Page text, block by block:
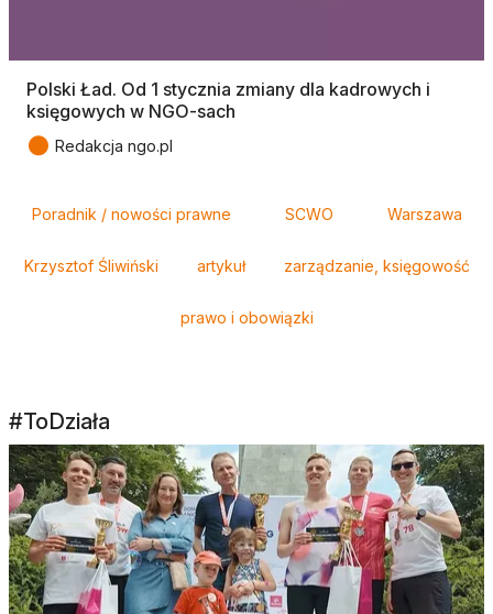
Polski Ład. Od 1 stycznia zmiany dla kadrowych i
księgowych w NGO-sach
● Redakcja ngo.pl
Poradnik / nowości prawne SCWO Warszawa
Krzysztof Śliwiński artykuł zarządzanie, księgowość
prawo i obowiązki
#ToDziała